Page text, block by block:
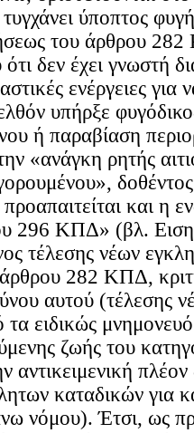
ύποπτος
του άρθρου
δεν έχει γνωστή
ενέργειες για
υπήρξε
ή παραβίαση
«ανάγκη ρητής
και η
296 ΚΠΔ» (βλ.
τέλεσης νέων
282 ΚΠΔ,
αυτού (τέλεσης
ειδικώς
ζωής του
αντικειμενική
καταδικών για
νόμου). Έτσι, ως